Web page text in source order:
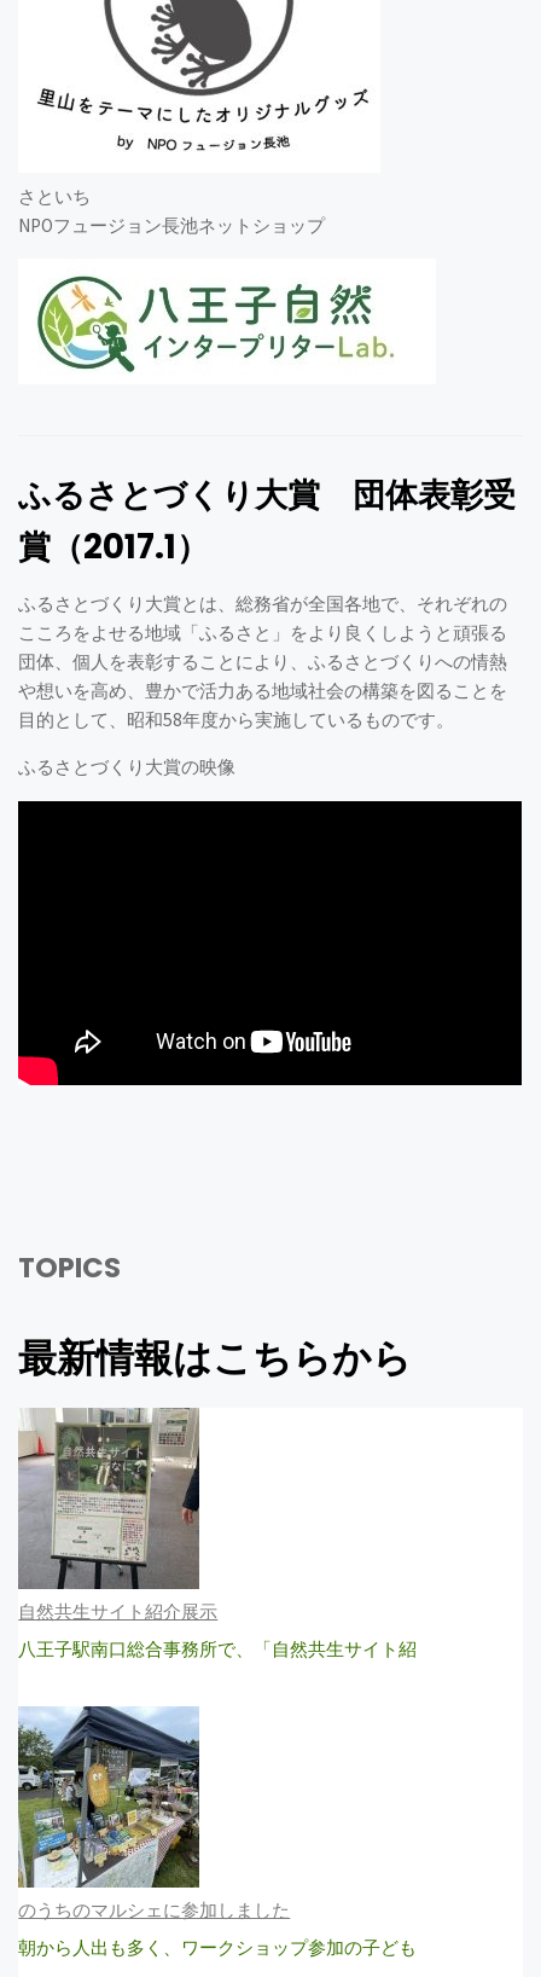
さといち
NPOフュージョン長池ネットショップ
ふるさとづくり大賞 団体表彰受
賞（2017.1）
ふるさとづくり大賞とは、総務省が全国各地で、それぞれの
こころをよせる地域「ふるさと」をより良くしようと頑張る
団体、個人を表彰することにより、ふるさとづくりへの情熱
や想いを高め、豊かで活力ある地域社会の構築を図ることを
目的として、昭和58年度から実施しているものです。
ふるさとづくり大賞の映像
TOPICS
最新情報はこちらから
自然共生サイト紹介展示
八王子駅南口総合事務所で、「自然共生サイト紹
のうちのマルシェに参加しました
朝から人出も多く、ワークショップ参加の子ども